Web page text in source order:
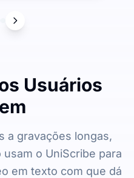
Usuários
a gravações longas,
o UniScribe para
em texto com que dá